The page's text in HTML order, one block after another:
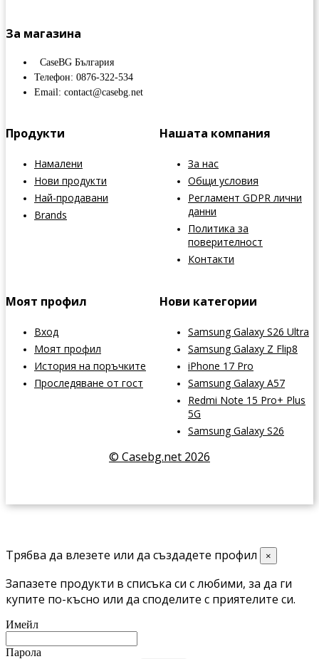
За магазина
CaseBG България
Телефон: 0876-322-534
Email: contact@casebg.net
Продукти
Намалени
Нови продукти
Най-продавани
Brands
Нашата компания
За нас
Общи условия
Регламент GDPR лични
данни
Политика за
поверителност
Контакти
Моят профил
Вход
Моят профил
История на поръчките
Проследяване от гост
Нови категории
Samsung Galaxy S26 Ultra
Samsung Galaxy Z Flip8
iPhone 17 Pro
Samsung Galaxy A57
Redmi Note 15 Pro+ Plus
5G
Samsung Galaxy S26
© Casebg.net 2026
Трябва да влезете или да създадете профил ×
Запазете продукти в списъка си с любими, за да ги
купите по-късно или да споделите с приятелите си.
Имейл
Парола